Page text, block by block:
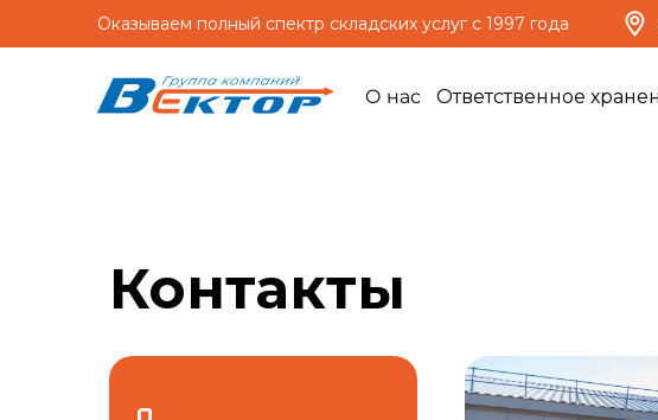
Оказываем полный спектр складских услуг с 1997 года
О нас Ответственное
Контакты